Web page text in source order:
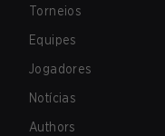
Torneios
Equipes
Jogadores
Notícias
Authors